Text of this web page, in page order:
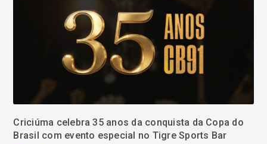
Criciúma celebra 35 anos da conquista da Copa do
Brasil com evento especial no Tigre Sports Bar